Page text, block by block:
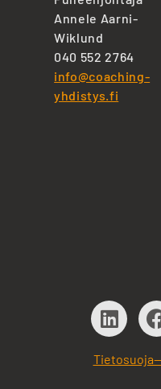
Annele Aarni-
Wiklund
040 552 2764
info@coaching-
yhdistys.fi